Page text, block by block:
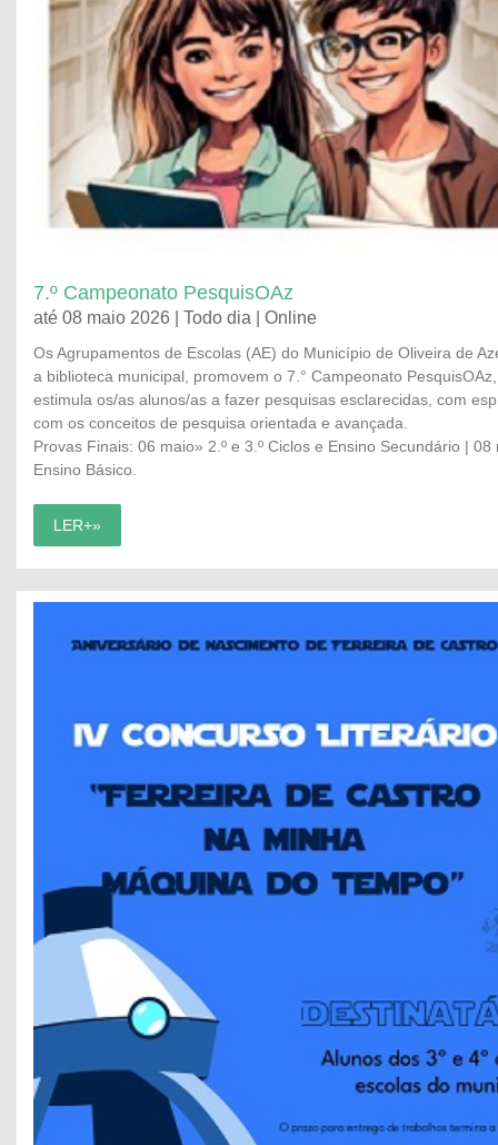
7.º Campeonato PesquisOAz
até 08 maio 2026 | Todo dia | Online
Os Agrupamentos de Escolas (AE) do Município de Oliveira de
a biblioteca municipal, promovem o 7.° Campeonato
estimula os/as alunos/as a fazer pesquisas esclarecidas, com
com os conceitos de pesquisa orientada e avançada.
Provas Finais: 06 maio» 2.º e 3.º Ciclos e Ensino Secundário | 08
Ensino Básico.
LER+»